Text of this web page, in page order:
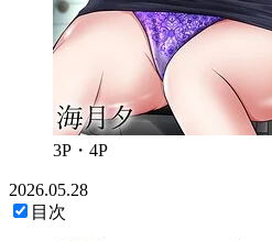
3P・4P
2026.05.28
目次